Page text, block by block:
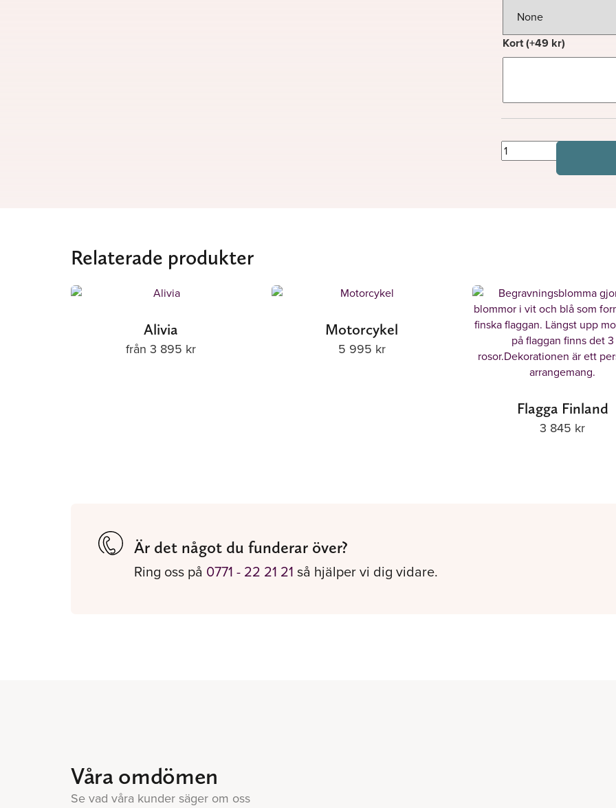
Kort(+49 kr)
Astoria
mängd
Relaterade produkter
Alivia
från 3 895 kr
Motorcykel
5 995 kr
Flagga Finland
3 845 kr
Är det något du funderar över?
Ring oss på 0771 - 22 21 21 så hjälper vi dig vidare.
Våra omdömen
Se vad våra kunder säger om oss